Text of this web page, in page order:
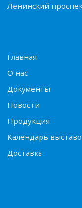
Ленинский
Главная
О нас
Документы
Новости
Продукция
Календарь
Доставка